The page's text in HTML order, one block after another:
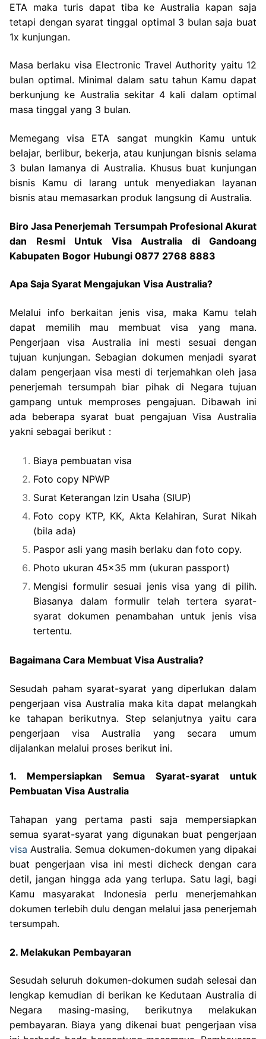
ETA maka turis dapat tiba ke Australia kapan saja
tetapi dengan syarat tinggal optimal 3 bulan saja buat
1x kunjungan.
Masa berlaku visa Electronic Travel Authority yaitu 12
bulan optimal. Minimal dalam satu tahun Kamu dapat
berkunjung ke Australia sekitar 4 kali dalam optimal
masa tinggal yang 3 bulan.
Memegang visa ETA sangat mungkin Kamu untuk
belajar, berlibur, bekerja, atau kunjungan bisnis selama
3 bulan lamanya di Australia. Khusus buat kunjungan
bisnis Kamu di larang untuk menyediakan layanan
bisnis atau memasarkan produk langsung di Australia.
Biro Jasa Penerjemah Tersumpah Profesional Akurat
dan Resmi Untuk Visa Australia di Gandoang
Kabupaten Bogor Hubungi 0877 2768 8883
Apa Saja Syarat Mengajukan Visa Australia?
Melalui info berkaitan jenis visa, maka Kamu telah
dapat memilih mau membuat visa yang mana.
Pengerjaan visa Australia ini mesti sesuai dengan
tujuan kunjungan. Sebagian dokumen menjadi syarat
dalam pengerjaan visa mesti di terjemahkan oleh jasa
penerjemah tersumpah biar pihak di Negara tujuan
gampang untuk memproses pengajuan. Dibawah ini
ada beberapa syarat buat pengajuan Visa Australia
yakni sebagai berikut :
Biaya pembuatan visa
Foto copy NPWP
Surat Keterangan Izin Usaha (SIUP)
Foto copy KTP, KK, Akta Kelahiran, Surat Nikah
(bila ada)
Paspor asli yang masih berlaku dan foto copy.
Photo ukuran 45×35 mm (ukuran passport)
Mengisi formulir sesuai jenis visa yang di pilih.
Biasanya dalam formulir telah tertera syarat-
syarat dokumen penambahan untuk jenis visa
tertentu.
Bagaimana Cara Membuat Visa Australia?
Sesudah paham syarat-syarat yang diperlukan dalam
pengerjaan visa Australia maka kita dapat melangkah
ke tahapan berikutnya. Step selanjutnya yaitu cara
pengerjaan visa Australia yang secara umum
dijalankan melalui proses berikut ini.
1. Mempersiapkan Semua Syarat-syarat untuk
Pembuatan Visa Australia
Tahapan yang pertama pasti saja mempersiapkan
semua syarat-syarat yang digunakan buat pengerjaan
visa Australia. Semua dokumen-dokumen yang dipakai
buat pengerjaan visa ini mesti dicheck dengan cara
detil, jangan hingga ada yang terlupa. Satu lagi, bagi
Kamu masyarakat Indonesia perlu menerjemahkan
dokumen terlebih dulu dengan melalui jasa penerjemah
tersumpah.
2. Melakukan Pembayaran
Sesudah seluruh dokumen-dokumen sudah selesai dan
lengkap kemudian di berikan ke Kedutaan Australia di
Negara masing-masing, berikutnya melakukan
pembayaran. Biaya yang dikenai buat pengerjaan visa